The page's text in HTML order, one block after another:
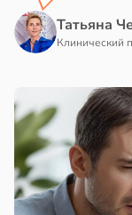
Татьяна
Клинический